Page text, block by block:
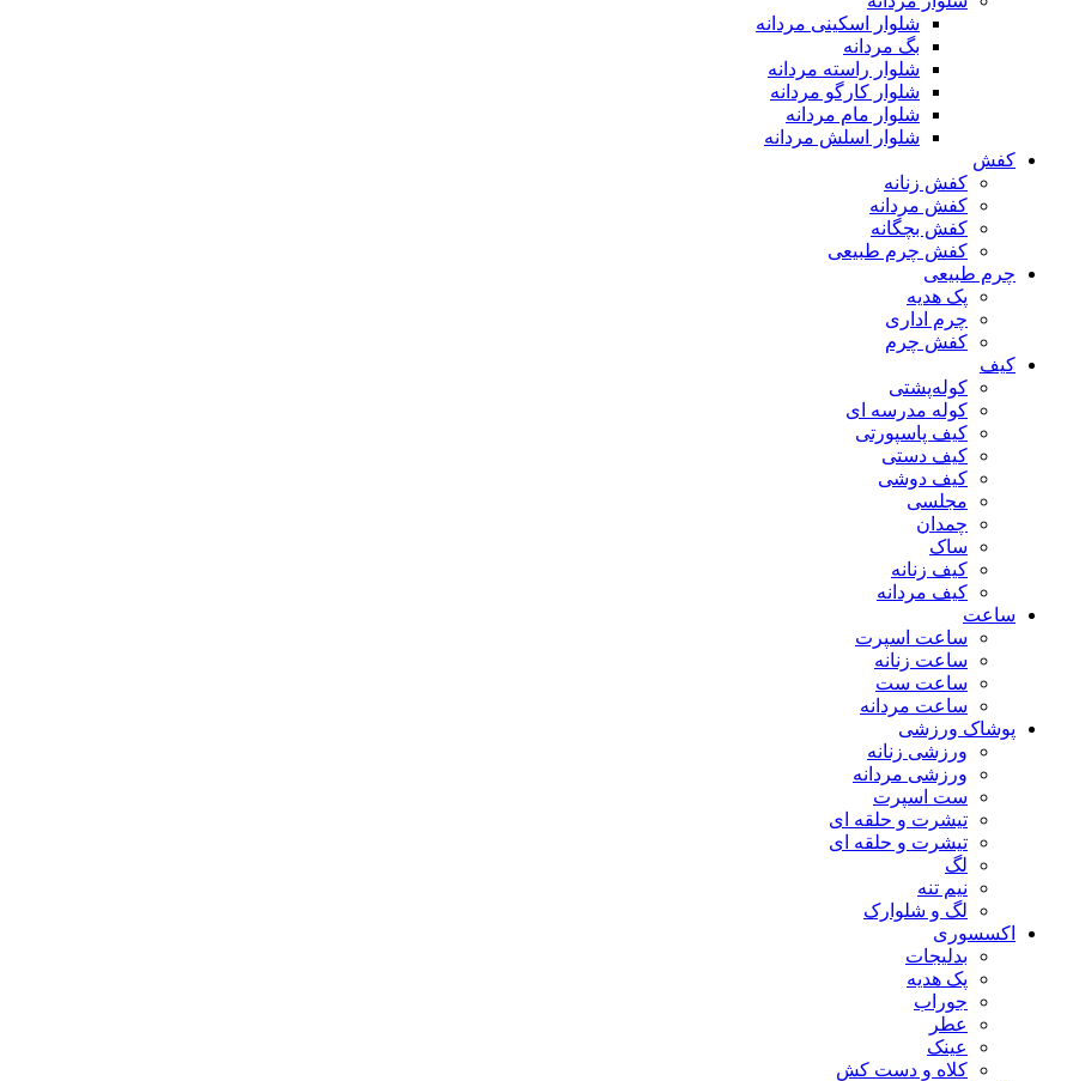
شلوار اسکینی مردانه
بگ مردانه
شلوار راسته مردانه
شلوار کارگو مردانه
شلوار مام مردانه
شلوار اسلش مردانه
کفش
کفش زنانه
کفش مردانه
کفش بچگانه
کفش چرم طبیعی
چرم طبیعی
پک هدیه
چرم اداری
کفش چرم
کیف
کوله‌پشتی
کوله مدرسه ای
کیف پاسپورتی
کیف دستی
کیف دوشی
مجلسی
چمدان
ساک
کیف زنانه
کیف مردانه
ساعت
ساعت اسپرت
ساعت زنانه
ساعت ست
ساعت مردانه
پوشاک ورزشی
ورزشی زنانه
ورزشی مردانه
ست اسپرت
تیشرت و حلقه ای
تیشرت و حلقه ای
لگ
نیم تنه
لگ و شلوارک
اکسسوری
بدلیجات
پک هدیه
جوراب
عطر
عینک
کلاه و دست کش